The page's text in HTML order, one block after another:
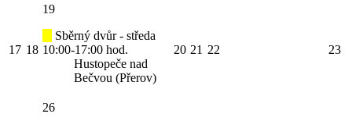
17 18
19
Sběrný dvůr - středa
10:00-17:00 hod.
Hustopeče nad
Bečvou (Přerov)
20 21 22 23
26